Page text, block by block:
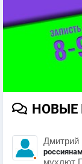
НОВЫЕ
Дмитрий
мухлют